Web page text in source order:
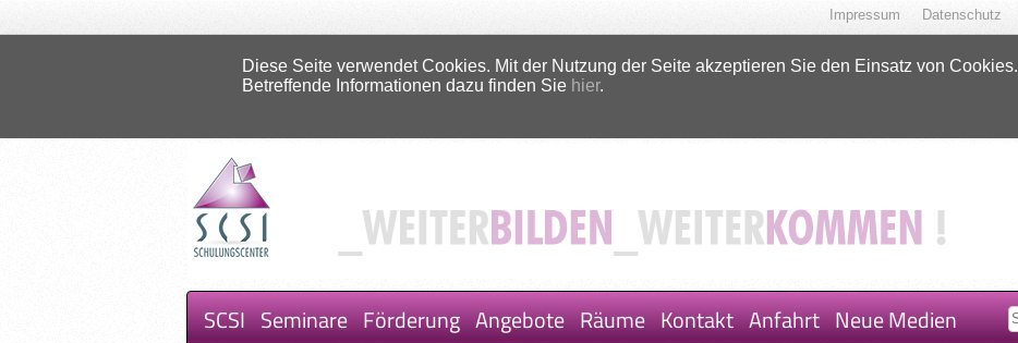
Datenschutz
Impressum
Diese Seite verwendet Cookies. Mit der Nutzung der Seite akzeptieren Sie den Einsatz von Cookies.
Betreffende Informationen dazu finden Sie hier.
SCSI Seminare Förderung Angebote Räume Kontakt Anfahrt Neue Medien